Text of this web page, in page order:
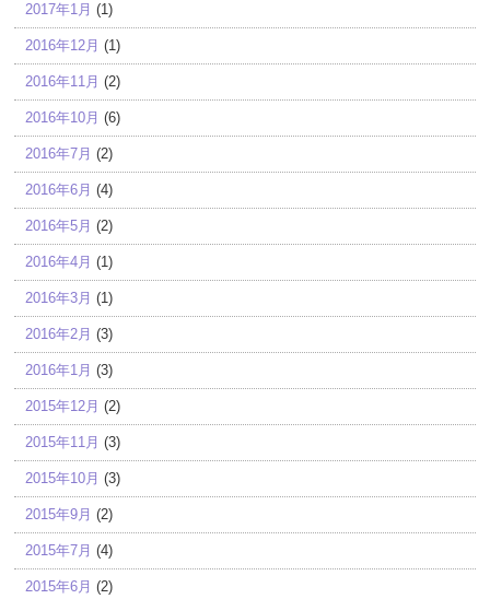
2017年1月 (1)
2016年12月 (1)
2016年11月 (2)
2016年10月 (6)
2016年7月 (2)
2016年6月 (4)
2016年5月 (2)
2016年4月 (1)
2016年3月 (1)
2016年2月 (3)
2016年1月 (3)
2015年12月 (2)
2015年11月 (3)
2015年10月 (3)
2015年9月 (2)
2015年7月 (4)
2015年6月 (2)